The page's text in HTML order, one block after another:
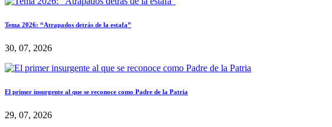
Tema 2026: “Atrapados detrás de la estafa”
30, 07, 2026
El primer insurgente al que se reconoce como Padre de la Patria
29, 07, 2026